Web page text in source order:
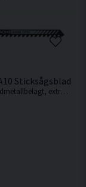
(10-20TPI)
Sticksågsblad
HM/CT - hårdmetallbelagt, extra slitstarkt sågblad. För sträva material som glasfiberarmerad plast, keramik, kakel, skifferplattor och glas